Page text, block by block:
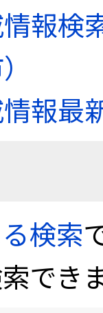
報検
報最
検索
でき